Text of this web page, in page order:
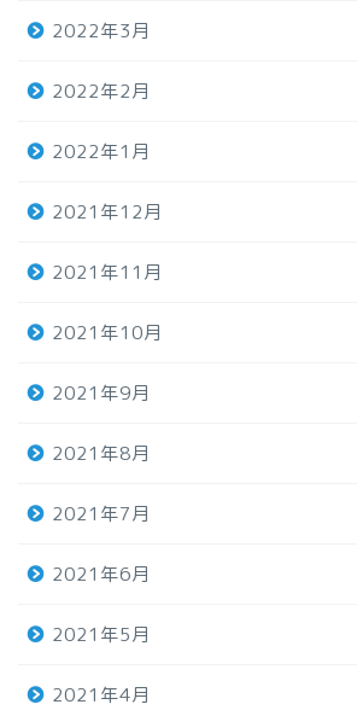
2022年3月
2022年2月
2022年1月
2021年12月
2021年11月
2021年10月
2021年9月
2021年8月
2021年7月
2021年6月
2021年5月
2021年4月